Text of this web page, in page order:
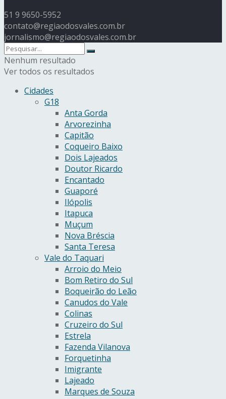
51 9 9650-5952
contato@regiaodosvales.com.br
jornalismo@regiaodosvales.com.br
Nenhum resultado
Ver todos os resultados
Cidades
G18
Anta Gorda
Arvorezinha
Capitão
Coqueiro Baixo
Dois Lajeados
Doutor Ricardo
Encantado
Guaporé
Ilópolis
Itapuca
Muçum
Nova Bréscia
Santa Teresa
Vale do Taquari
Arroio do Meio
Bom Retiro do Sul
Boqueirão do Leão
Canudos do Vale
Colinas
Cruzeiro do Sul
Estrela
Fazenda Vilanova
Forquetinha
Imigrante
Lajeado
Marques de Souza